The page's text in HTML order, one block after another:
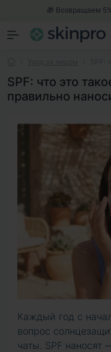
🎁 Возвращаем
SPF: что это
правильно
Каждый год с
вопрос
чаты. SPF наносят